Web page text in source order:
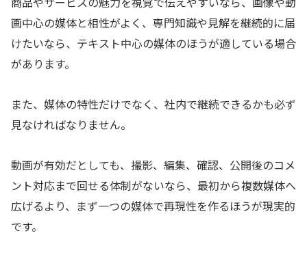
画中心の媒体と相性がよく、専門知識や見解を継続的に届
けたいなら、テキスト中心の媒体のほうが適している場合
があります。
また、媒体の特性だけでなく、社内で継続できるかも必ず
見なければなりません。
動画が有効だとしても、撮影、編集、確認、公開後のコメ
ント対応まで回せる体制がないなら、最初から複数媒体へ
広げるより、まず一つの媒体で再現性を作るほうが現実的
です。